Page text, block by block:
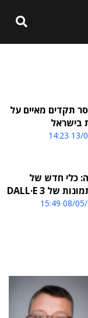
תקדים מאיים על
בישראל
13/
כלי חדש של
08/05/